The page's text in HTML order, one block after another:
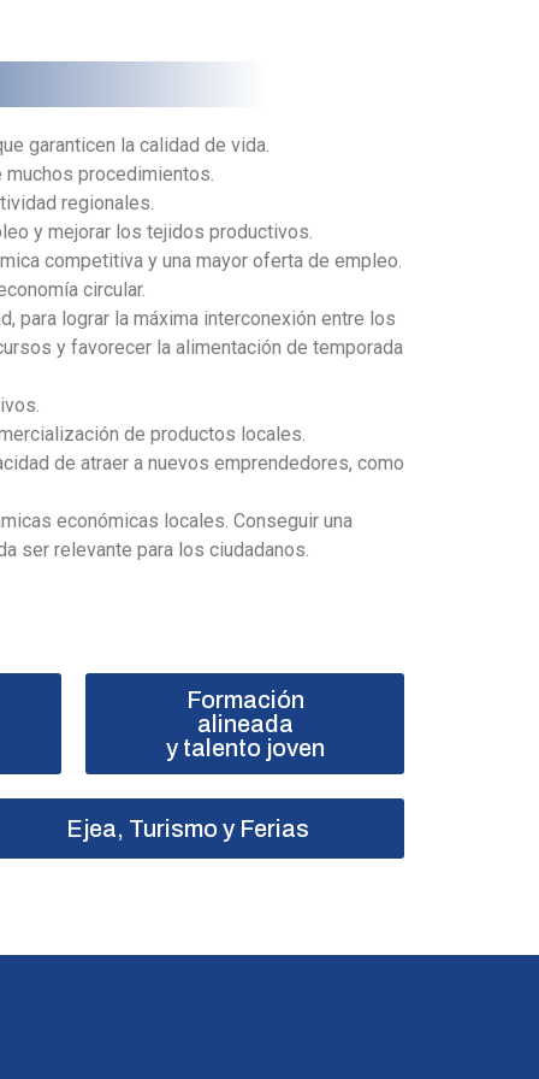
garanticen la calidad de vida.
procedimientos.
regionales.
y mejorar los tejidos productivos.
competitiva y una mayor oferta de empleo.
circular.
para lograr la máxima interconexión entre los
y favorecer la alimentación de temporada
de productos locales.
de atraer a nuevos emprendedores, como
económicas locales. Conseguir una
ser relevante para los ciudadanos.
Formación
alineada
y talento joven
Ejea, Turismo y Ferias